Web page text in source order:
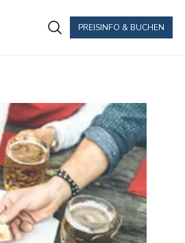
PREISINFO & BUCHEN